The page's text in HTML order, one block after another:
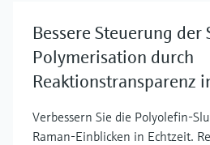
Bessere Steuerung der
Polymerisation durch
Reaktionstransparenz
Verbessern Sie die Polyolefin-
Raman-Einblicken in Echtzeit.